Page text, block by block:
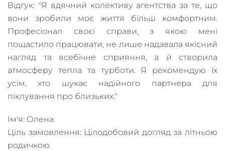
Відгук: "Я вдячний колективу агентства за те, що
вони зробили моє життя більш комфортним.
Професіонал своєї справи, з якою мені
пощастило працювати, не лише надавала якісний
нагляд та всебічне сприяння, а й створила
атмосферу тепла та турботи. Я рекомендую їх
усім, хто шукає надійного партнера для
піклування про близьких."
Ім'я: Олена
Ціль замовлення: Цілодобовий догляд за літньою
родичкою